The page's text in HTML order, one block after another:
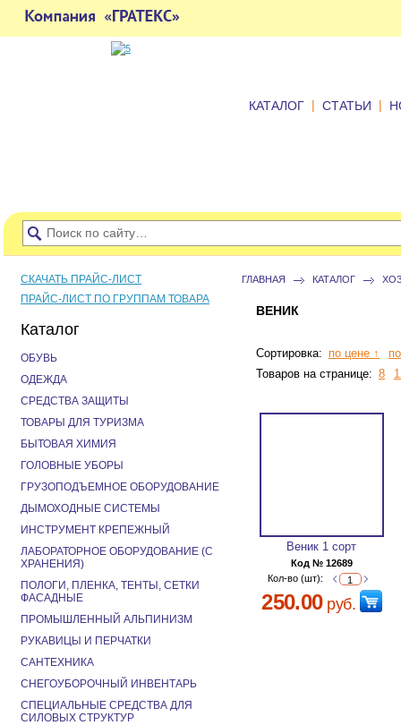
КАТАЛОГ | СТАТЬИ |
ГЛАВНАЯ КАТАЛОГ
ВЕНИК
Сортировка: по цене ↑
Товаров на странице: 8
Веник 1 сорт
Код № 12689
Кол-во (шт):
250.00руб.
СКАЧАТЬ ПРАЙС-ЛИСТ
ПРАЙС-ЛИСТ ПО ГРУППАМ ТОВАРА
Каталог
ОБУВЬ
ОДЕЖДА
СРЕДСТВА ЗАЩИТЫ
ТОВАРЫ ДЛЯ ТУРИЗМА
БЫТОВАЯ ХИМИЯ
ГОЛОВНЫЕ УБОРЫ
ГРУЗОПОДЪЕМНОЕ ОБОРУДОВАНИЕ
ДЫМОХОДНЫЕ СИСТЕМЫ
ИНСТРУМЕНТ КРЕПЕЖНЫЙ
ЛАБОРАТОРНОЕ ОБОРУДОВАНИЕ (С
ХРАНЕНИЯ)
ПОЛОГИ, ПЛЕНКА, ТЕНТЫ, СЕТКИ
ФАСАДНЫЕ
ПРОМЫШЛЕННЫЙ АЛЬПИНИЗМ
РУКАВИЦЫ И ПЕРЧАТКИ
САНТЕХНИКА
СНЕГОУБОРОЧНЫЙ ИНВЕНТАРЬ
СПЕЦИАЛЬНЫЕ СРЕДСТВА ДЛЯ
СИЛОВЫХ СТРУКТУР